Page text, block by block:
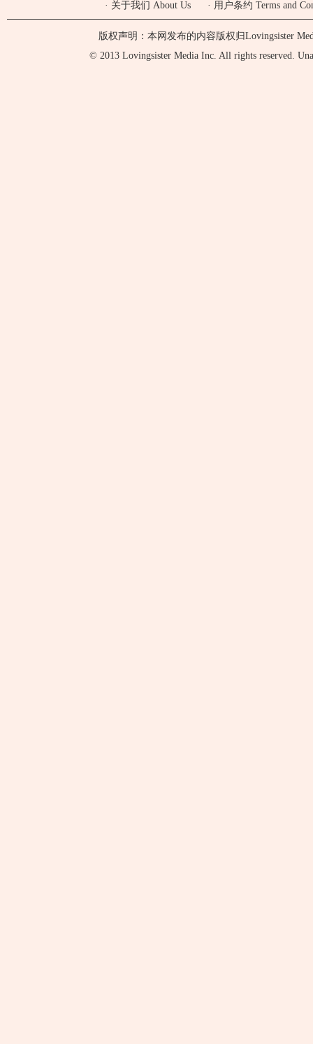
· 关于我们 About Us · 用户条约 Terms and
版权声明：本网发布的内容版权归Lovingsister
© 2013 Lovingsister Media Inc. All rights reserved.